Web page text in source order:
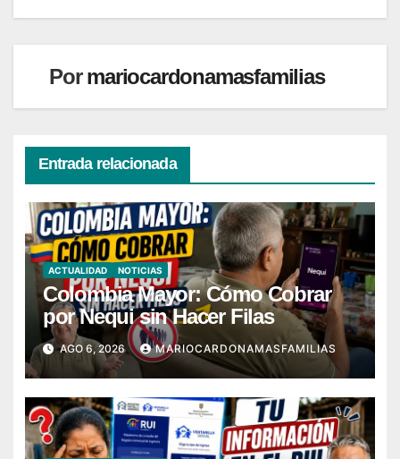
entradas
Pormariocardonamasfamilias
Entrada relacionada
ACTUALIDAD NOTICIAS
Colombia Mayor: Cómo Cobrar
por Nequi sin Hacer Filas
AGO 6, 2026 MARIOCARDONAMASFAMILIAS